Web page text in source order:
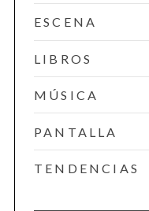
ESCENA
LIBROS
MÚSICA
PANTALLA
TENDENCIAS